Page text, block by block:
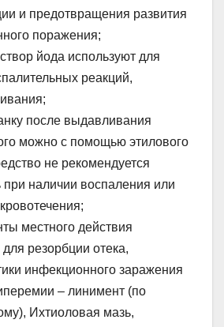
и предотвращения развития
поражения;
йода используют для
реакций,
после выдавливания
можно с помощью этилового
не рекомендуется
при наличии воспаления или
местного действия
резорбции отека,
инфекционного заражения
– линимент (по
Ихтиоловая мазь,